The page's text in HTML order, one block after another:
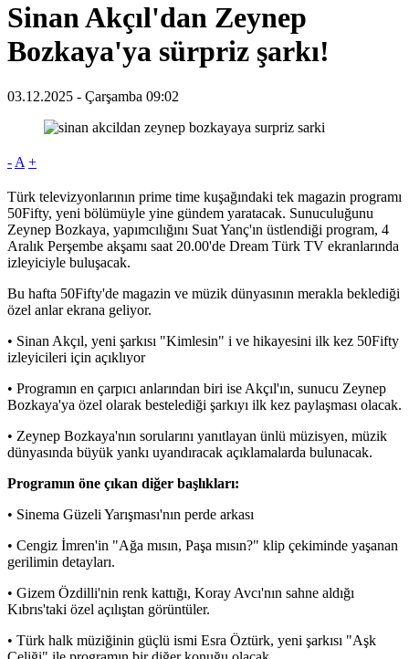
Sinan Akçıl'dan Zeynep
Bozkaya'ya sürpriz şarkı!
03.12.2025 - Çarşamba 09:02
- A +
Türk televizyonlarının prime time kuşağındaki tek magazin programı
50Fifty, yeni bölümüyle yine gündem yaratacak. Sunuculuğunu
Zeynep Bozkaya, yapımcılığını Suat Yanç'ın üstlendiği program, 4
Aralık Perşembe akşamı saat 20.00'de Dream Türk TV ekranlarında
izleyiciyle buluşacak.
Bu hafta 50Fifty'de magazin ve müzik dünyasının merakla beklediği
özel anlar ekrana geliyor.
• Sinan Akçıl, yeni şarkısı "Kimlesin" i ve hikayesini ilk kez 50Fifty
izleyicileri için açıklıyor
• Programın en çarpıcı anlarından biri ise Akçıl'ın, sunucu Zeynep
Bozkaya'ya özel olarak bestelediği şarkıyı ilk kez paylaşması olacak.
• Zeynep Bozkaya'nın sorularını yanıtlayan ünlü müzisyen, müzik
dünyasında büyük yankı uyandıracak açıklamalarda bulunacak.
Programın öne çıkan diğer başlıkları:
• Sinema Güzeli Yarışması'nın perde arkası
• Cengiz İmren'in "Ağa mısın, Paşa mısın?" klip çekiminde yaşanan
gerilimin detayları.
• Gizem Özdilli'nin renk kattığı, Koray Avcı'nın sahne aldığı
Kıbrıs'taki özel açılıştan görüntüler.
• Türk halk müziğinin güçlü ismi Esra Öztürk, yeni şarkısı "Aşk